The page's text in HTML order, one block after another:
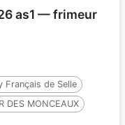
as1 — frimeur
Français de Selle
DES MONCEAUX